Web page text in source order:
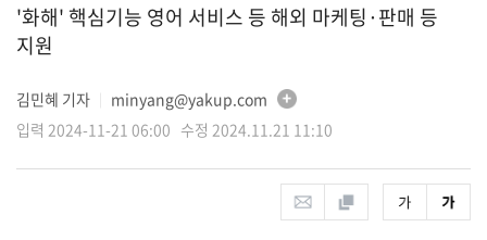
'화해' 핵심기능 영어 서비스 등 해외 마케팅·판매 등
지원
김민혜 기자
minyang@yakup.com
입력 2024-11-21 06:00 수정 2024.11.21 11:10